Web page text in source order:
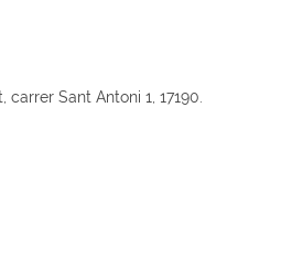
Sant Antoni 1, 17190.